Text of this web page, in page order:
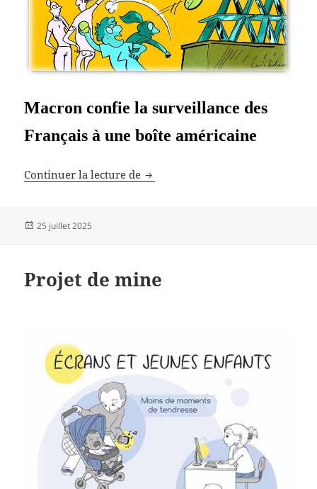
Macron confie la surveillance des
Français à une boîte américaine
Continuer la lecture de Dictature numérique
Publié
25 juillet 2025
Projet de mine